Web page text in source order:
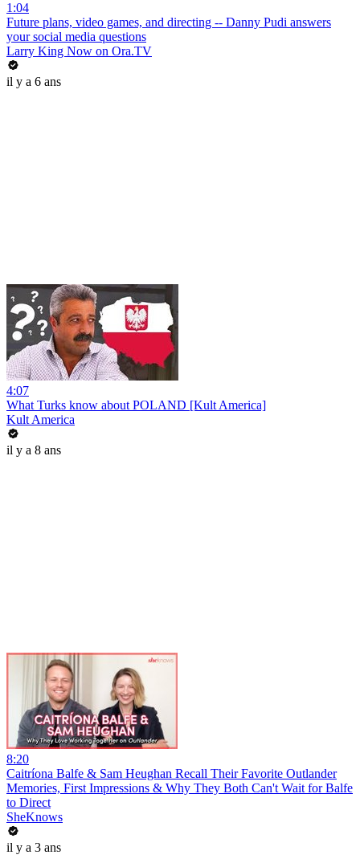
1:04
Future plans, video games, and directing -- Danny Pudi answers
your social media questions
Larry King Now on Ora.TV
il y a 6 ans
4:07
What Turks know about POLAND [Kult America]
Kult America
il y a 8 ans
8:20
Caitríona Balfe & Sam Heughan Recall Their Favorite Outlander
Memories, First Impressions & Why They Both Can't Wait for Balfe
to Direct
SheKnows
il y a 3 ans